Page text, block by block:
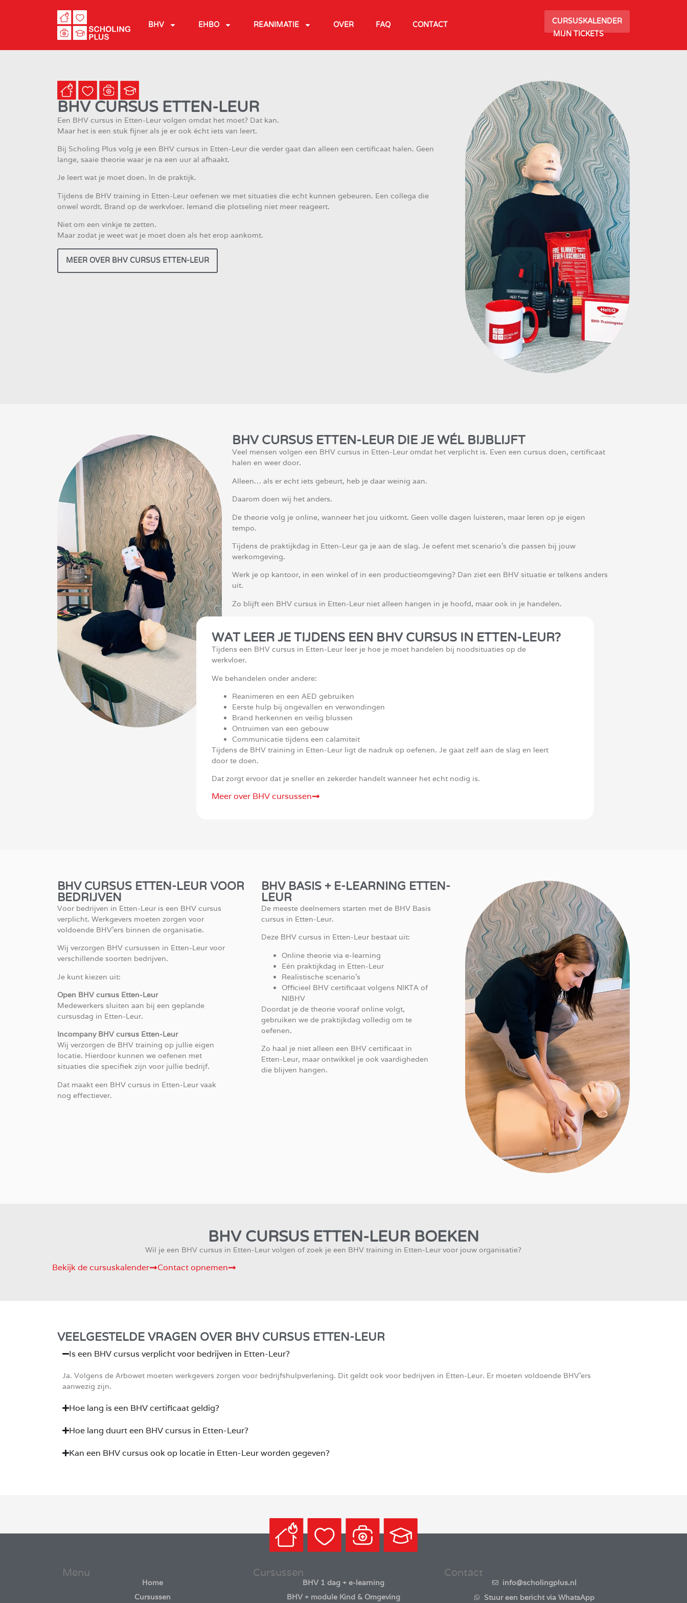
BHV EHBO REANIMATIE OVER FAQ CONTACT
CURSUSKALENDER
MIJN TICKETS
BHV CURSUS ETTEN-LEUR
Een BHV cursus in Etten-Leur volgen omdat het moet? Dat kan.
Maar het is een stuk fijner als je er ook écht iets van leert.
Bij Scholing Plus volg je een BHV cursus in Etten-Leur die verder gaat dan alleen een certificaat halen. Geen
lange, saaie theorie waar je na een uur al afhaakt.
Je leert wat je moet doen. In de praktijk.
Tijdens de BHV training in Etten-Leur oefenen we met situaties die echt kunnen gebeuren. Een collega die
onwel wordt. Brand op de werkvloer. Iemand die plotseling niet meer reageert.
Niet om een vinkje te zetten.
Maar zodat je weet wat je moet doen als het erop aankomt.
MEER OVER BHV CURSUS ETTEN-LEUR
BHV CURSUS ETTEN-LEUR DIE JE WÉL BIJBLIJFT
Veel mensen volgen een BHV cursus in Etten-Leur omdat het verplicht is. Even een cursus doen, certificaat
halen en weer door.
Alleen… als er echt iets gebeurt, heb je daar weinig aan.
Daarom doen wij het anders.
De theorie volg je online, wanneer het jou uitkomt. Geen volle dagen luisteren, maar leren op je eigen
tempo.
Tijdens de praktijkdag in Etten-Leur ga je aan de slag. Je oefent met scenario’s die passen bij jouw
werkomgeving.
Werk je op kantoor, in een winkel of in een productieomgeving? Dan ziet een BHV situatie er telkens anders
uit.
Zo blijft een BHV cursus in Etten-Leur niet alleen hangen in je hoofd, maar ook in je handelen.
WAT LEER JE TIJDENS EEN BHV CURSUS IN ETTEN-LEUR?
Tijdens een BHV cursus in Etten-Leur leer je hoe je moet handelen bij noodsituaties op de
werkvloer.
We behandelen onder andere:
Reanimeren en een AED gebruiken
Eerste hulp bij ongevallen en verwondingen
Brand herkennen en veilig blussen
Ontruimen van een gebouw
Communicatie tijdens een calamiteit
Tijdens de BHV training in Etten-Leur ligt de nadruk op oefenen. Je gaat zelf aan de slag en leert
door te doen.
Dat zorgt ervoor dat je sneller en zekerder handelt wanneer het echt nodig is.
Meer over BHV cursussen
BHV BASIS + E-LEARNING ETTEN-
LEUR
De meeste deelnemers starten met de BHV Basis
cursus in Etten-Leur.
Deze BHV cursus in Etten-Leur bestaat uit:
Online theorie via e-learning
Eén praktijkdag in Etten-Leur
Realistische scenario’s
Officieel BHV certificaat volgens NIKTA of
NIBHV
Doordat je de theorie vooraf online volgt,
gebruiken we de praktijkdag volledig om te
oefenen.
Zo haal je niet alleen een BHV certificaat in
Etten-Leur, maar ontwikkel je ook vaardigheden
die blijven hangen.
BHV CURSUS ETTEN-LEUR VOOR
BEDRIJVEN
Voor bedrijven in Etten-Leur is een BHV cursus
verplicht. Werkgevers moeten zorgen voor
voldoende BHV’ers binnen de organisatie.
Wij verzorgen BHV cursussen in Etten-Leur voor
verschillende soorten bedrijven.
Je kunt kiezen uit:
Open BHV cursus Etten-Leur
Medewerkers sluiten aan bij een geplande
cursusdag in Etten-Leur.
Incompany BHV cursus Etten-Leur
Wij verzorgen de BHV training op jullie eigen
locatie. Hierdoor kunnen we oefenen met
situaties die specifiek zijn voor jullie bedrijf.
Dat maakt een BHV cursus in Etten-Leur vaak
nog effectiever.
BHV CURSUS ETTEN-LEUR BOEKEN
Wil je een BHV cursus in Etten-Leur volgen of zoek je een BHV training in Etten-Leur voor jouw organisatie?
Bekijk de cursuskalender Contact opnemen
VEELGESTELDE VRAGEN OVER BHV CURSUS ETTEN-LEUR
Is een BHV cursus verplicht voor bedrijven in Etten-Leur?
Ja. Volgens de Arbowet moeten werkgevers zorgen voor bedrijfshulpverlening. Dit geldt ook voor bedrijven in Etten-Leur. Er moeten voldoende BHV’ers
aanwezig zijn.
Hoe lang is een BHV certificaat geldig?
Hoe lang duurt een BHV cursus in Etten-Leur?
Kan een BHV cursus ook op locatie in Etten-Leur worden gegeven?
Menu
Home
Cursussen
Cursussen
BHV 1 dag + e-learning
BHV + module Kind & Omgeving
Contact
info@scholingplus.nl
Stuur een bericht via WhatsApp